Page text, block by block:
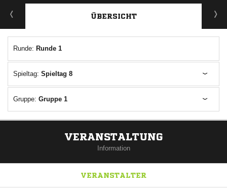
ANZEIGE
ÜBERSICHT
Runde: Runde 1
Spieltag: Spieltag 8
Gruppe: Gruppe 1
VERANSTALTUNG
Information
VERANSTALTER